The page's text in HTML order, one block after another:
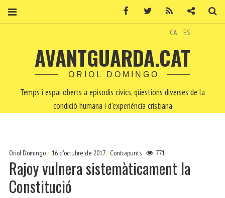
CA ES
AVANTGUARDA.CAT
ORIOL DOMINGO
Temps i espai oberts a episodis cívics, qüestions diverses de la
condició humana i d'experiència cristiana
Oriol Domingo 16 d'octubre de 2017 Contrapunts 771
Rajoy vulnera sistemàticament la
Constitució
Facebook Twitter Contacte